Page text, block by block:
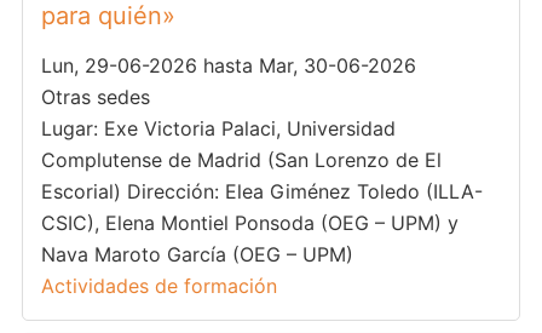
para quién»
Lun, 29-06-2026 hasta Mar, 30-06-2026
Otras sedes
Lugar: Exe Victoria Palaci, Universidad
Complutense de Madrid (San Lorenzo de El
Escorial) Dirección: Elea Giménez Toledo (ILLA-
CSIC), Elena Montiel Ponsoda (OEG – UPM) y
Nava Maroto García (OEG – UPM)
Actividades de formación